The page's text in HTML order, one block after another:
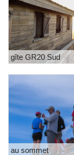
gîte GR20 Sud
au sommet